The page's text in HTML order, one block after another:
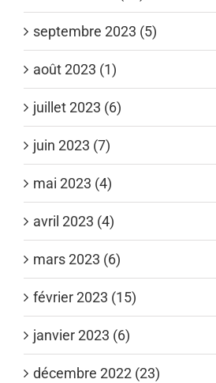
septembre 2023 (5)
août 2023 (1)
juillet 2023 (6)
juin 2023 (7)
mai 2023 (4)
avril 2023 (4)
mars 2023 (6)
février 2023 (15)
janvier 2023 (6)
décembre 2022 (23)